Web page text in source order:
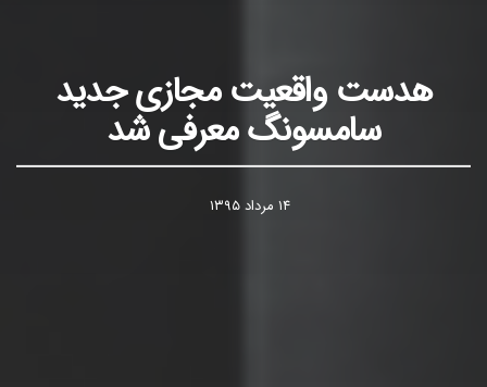
هدست واقعیت مجازی جدید
سامسونگ معرفی شد
۱۴ مرداد ۱۳۹۵